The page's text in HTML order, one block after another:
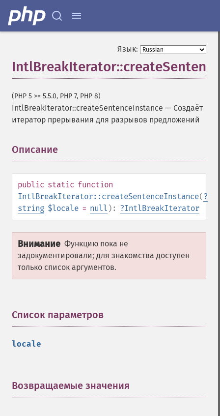
Язык:
(PHP 5 >= 5.5.0, PHP 7, PHP 8)
IntlBreakIterator::createSentenceInstance — Создаёт
итератор прерывания для разрывов предложений
Описание
public static function
IntlBreakIterator::createSentenceInstance(?
string $locale = null ): ?IntlBreakIterator
Внимание Функцию пока не
задокументировали; для знакомства доступен
только список аргументов.
Список параметров
locale
Возвращаемые значения